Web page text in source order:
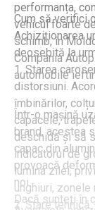
performanța,
vehicul foarte
schimb, în
Compania
automobile
Cum să verifici
Achiziționarea
deosebită la
1. Starea
distorsiuni.
îmbinărilor,
capacele,
deschidă și să
indicatorul de
lumina zilei,
unghiuri,
2. Stare
Într-o mașină
brand, acestea
capac din
provoacă
noi.
Dacă sunteți în